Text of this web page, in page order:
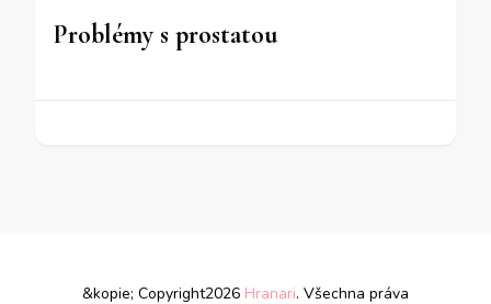
Problémy s prostatou
&kopie; Copyright2026 Hranari. Všechna práva